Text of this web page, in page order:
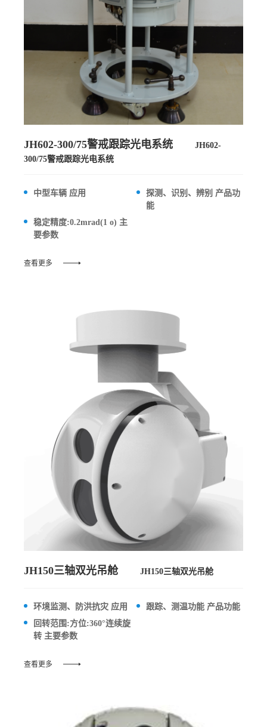
JH602-300/75警戒跟踪光电系统
JH602-
300/75警戒跟踪光电系统
中型车辆 应用
探测、识别、辨别 产品功
能
稳定精度:0.2mrad(1 o) 主
要参数
查看更多
JH150三轴双光吊舱 JH150三轴双光吊舱
环境监测、防洪抗灾 应用
跟踪、测温功能 产品功能
回转范围:方位:360°连续旋
转 主要参数
查看更多